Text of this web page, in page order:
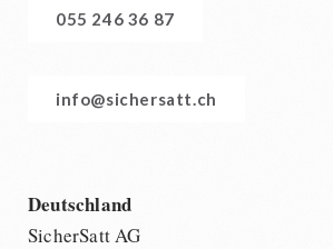
055 246 36 87
info@sichersatt.ch
Deutschland
SicherSatt AG